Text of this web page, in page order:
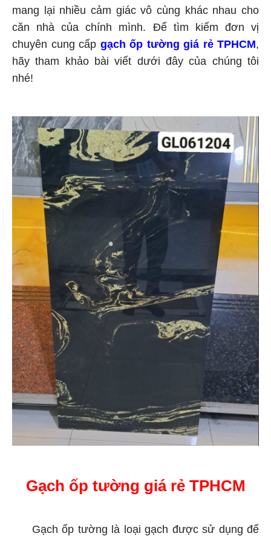
mang lại nhiều cảm giác vô cùng khác nhau cho
căn nhà của chính mình. Để tìm kiếm đơn vị
chuyên cung cấp gạch ốp tường giá rẻ TPHCM,
hãy tham khảo bài viết dưới đây của chúng tôi
nhé!
Gạch ốp tường giá rẻ TPHCM
Gạch ốp tường là loại gạch được sử dụng để